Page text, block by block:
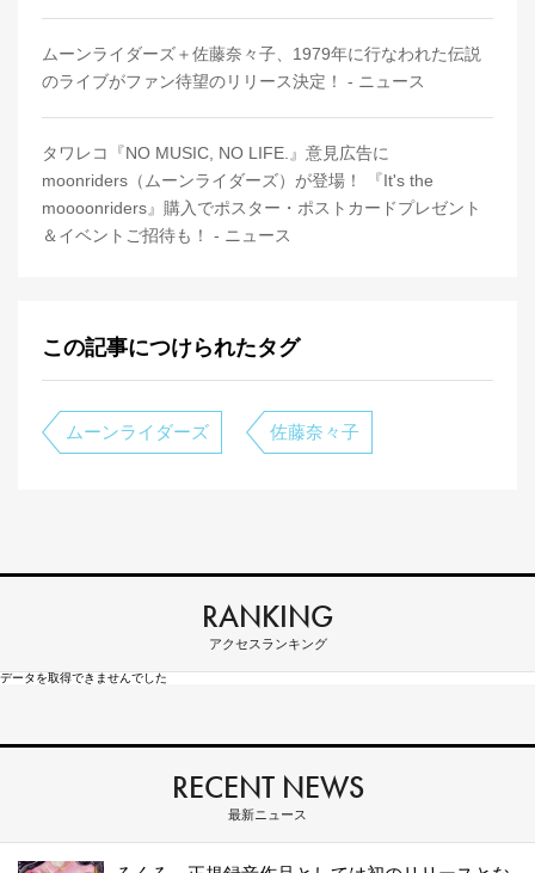
ムーンライダーズ＋佐藤奈々子、1979年に行なわれた伝説
のライブがファン待望のリリース決定！ - ニュース
タワレコ『NO MUSIC, NO LIFE.』意見広告に
moonriders（ムーンライダーズ）が登場！ 『It's the
moooonriders』購入でポスター・ポストカードプレゼント
＆イベントご招待も！ - ニュース
この記事につけられたタグ
ムーンライダーズ 佐藤奈々子
RANKING
アクセスランキング
データを取得できませんでした
RECENT NEWS
最新ニュース